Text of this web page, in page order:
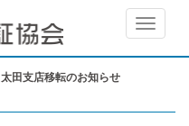
Toggle
太田支店移転のお知らせ